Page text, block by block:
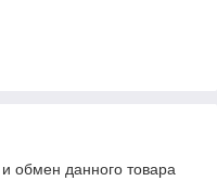
обмен данного товара